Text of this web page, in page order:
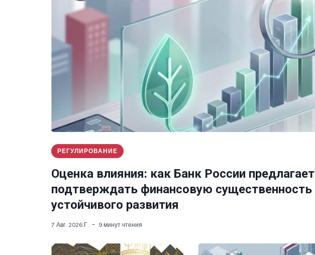
РЕГУЛИРОВАНИЕ
Оценка влияния: как Банк России предлагает
подтверждать финансовую существенность
устойчивого развития
7 Авг. 2026 Г. 9 минут чтения